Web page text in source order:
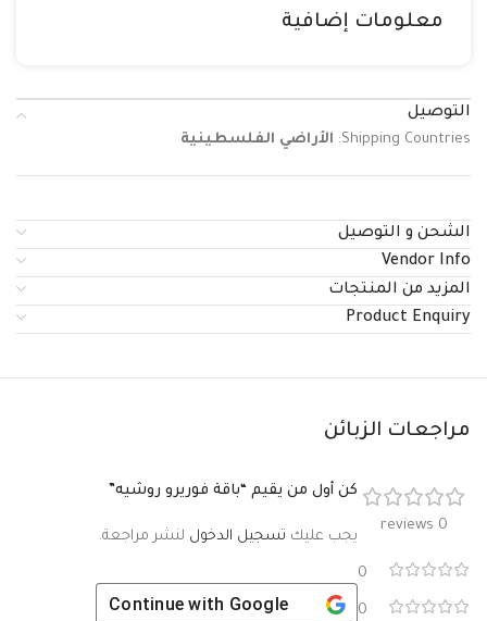
معلومات إضافية
التوصيل
Shipping Countries: الأراضي الفلسطينية
الشحن و التوصيل
Vendor Info
المزيد من المنتجات
Product Enquiry
مراجعات الزبائن
0 reviews
0
0
كن أول من يقيم “باقة فوريرو روشيه”
يجب عليك تسجيل الدخول لنشر مراجعة.
Continue with Google